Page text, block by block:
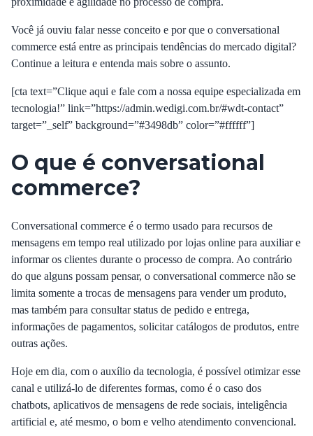
Você já ouviu falar nesse conceito e por que o conversational
commerce está entre as principais tendências do mercado digital?
Continue a leitura e entenda mais sobre o assunto.
[cta text=”Clique aqui e fale com a nossa equipe especializada em
tecnologia!” link=”https://admin.wedigi.com.br/#wdt-contact”
target=”_self” background=”#3498db” color=”#ffffff”]
O que é conversational
commerce?
Conversational commerce é o termo usado para recursos de
mensagens em tempo real utilizado por lojas online para auxiliar e
informar os clientes durante o processo de compra. Ao contrário
do que alguns possam pensar, o conversational commerce não se
limita somente a trocas de mensagens para vender um produto,
mas também para consultar status de pedido e entrega,
informações de pagamentos, solicitar catálogos de produtos, entre
outras ações.
Hoje em dia, com o auxílio da tecnologia, é possível otimizar esse
canal e utilizá-lo de diferentes formas, como é o caso dos
chatbots, aplicativos de mensagens de rede sociais, inteligência
artificial e, até mesmo, o bom e velho atendimento convencional.